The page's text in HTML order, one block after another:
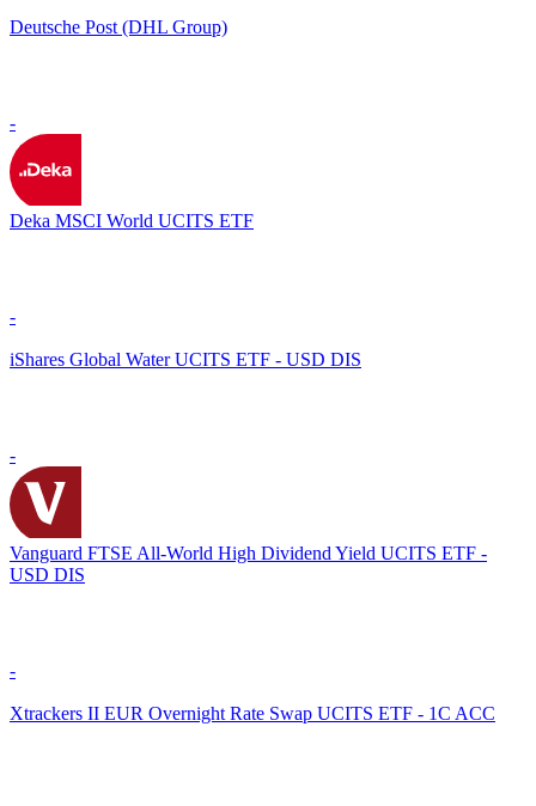
Deutsche Post (DHL Group)
-
Deka MSCI World UCITS ETF
-
iShares Global Water UCITS ETF - USD DIS
-
Vanguard FTSE All-World High Dividend Yield UCITS ETF -
USD DIS
-
Xtrackers II EUR Overnight Rate Swap UCITS ETF - 1C ACC